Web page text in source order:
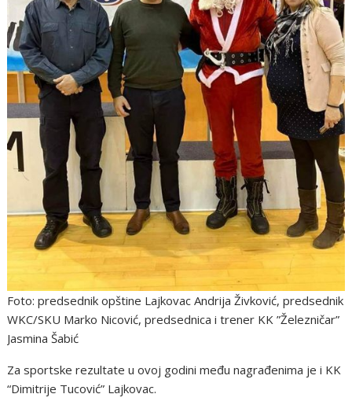
Foto: predsednik opštine Lajkovac Andrija Živković, predsednik
WKC/SKU Marko Nicović, predsednica i trener KK ”Železničar”
Jasmina Šabić
Za sportske rezultate u ovoj godini među nagrađenima je i KK
“Dimitrije Tucović” Lajkovac.